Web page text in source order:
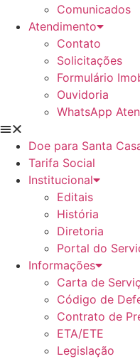
Comunicados
Atendimento
Contato
Solicitações
Formulário
Ouvidoria
WhatsApp
Doe para Santa
Tarifa Social
Institucional
Editais
História
Diretoria
Portal do
Informações
Carta de
Código de
Contrato de
ETA/ETE
Legislação